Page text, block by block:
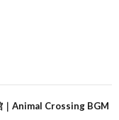
｜Animal Crossing BGM